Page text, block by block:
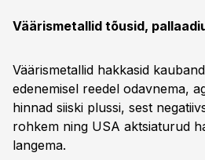
Väärismetallid tõusid,
Väärismetallid hakkasid
edenemisel reedel odavnema,
hinnad siiski plussi, sest
rohkem ning USA aktsiaturud
langema.